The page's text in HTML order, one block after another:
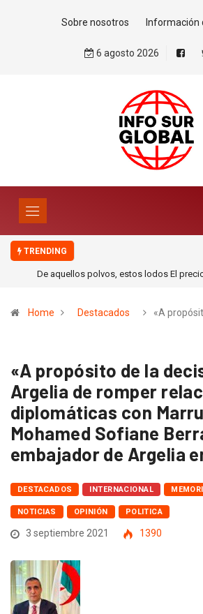
Sobre nosotros Información
6 agosto 2026
TRENDING
De aquellos polvos, estos lodos El precio de
Home Destacados «A
«A propósito de la
Argelia de romper
diplomáticas con
Mohamed Sofiane
embajador de Argelia
DESTACADOS INTERNACIONAL
NOTICIAS OPINIÓN POLITICA
3 septiembre 2021 1390